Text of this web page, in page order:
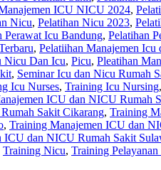
ICU NICU 2024,
Nicu, Pelatihan Nicu 2023,
Perawat Icu Bandung, Pelatihan
, Pelatiihan Manajemen Icu
Nicu Dan Icu, Picu, Pleatihan
, Seminar Icu dan Nicu Rumah
Icu Nurses, Training Icu Nursing,
ICU dan NICU Rumah
Sakit Cikarang, Training
, Training Manajemen ICU dan
ICU dan NICU Rumah Sakit
Training Nicu, Training Pelayanan